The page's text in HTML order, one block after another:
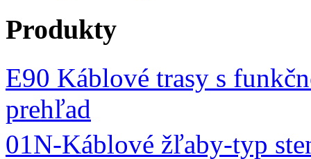
Produkty
E90 Káblové trasy s
prehľad
01N-Káblové žľaby-typ